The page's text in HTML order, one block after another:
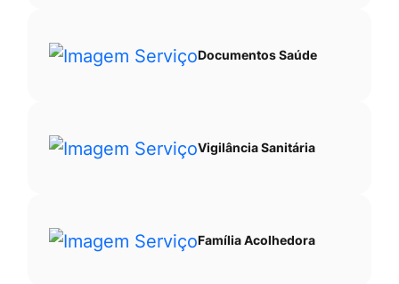
Documentos Saúde
Vigilância Sanitária
Família Acolhedora